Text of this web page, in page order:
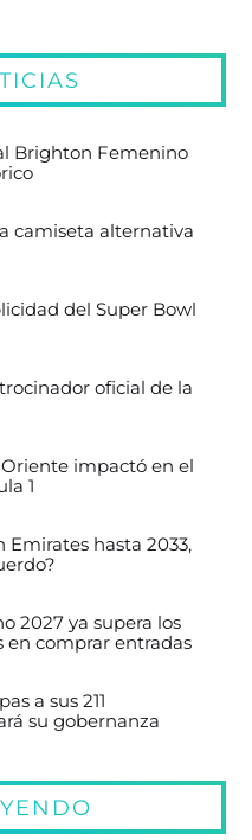
Brighton Femenino
camiseta alternativa
del Super Bowl
oficial de la
impactó en el
1
Emirates hasta 2033,
2027 ya supera los
en comprar entradas
a sus 211
su gobernanza